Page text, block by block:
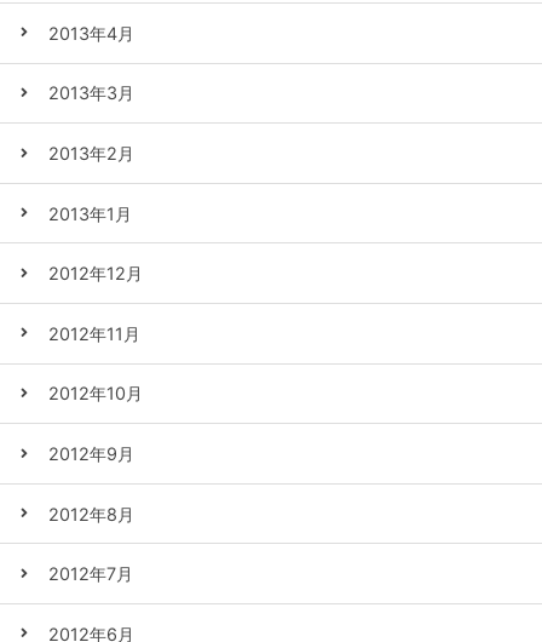
2013年4月
2013年3月
2013年2月
2013年1月
2012年12月
2012年11月
2012年10月
2012年9月
2012年8月
2012年7月
2012年6月